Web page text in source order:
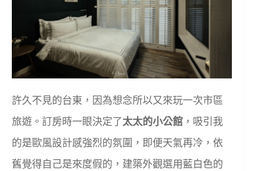
許久不見的台東，因為想念所以又來玩一次市區
旅遊。訂房時一眼決定了太太的小公館 ，吸引我
的是歐風設計感強烈的氛圍，即便天氣再冷，依
舊覺得自己是來度假的，建築外觀選用藍白色的